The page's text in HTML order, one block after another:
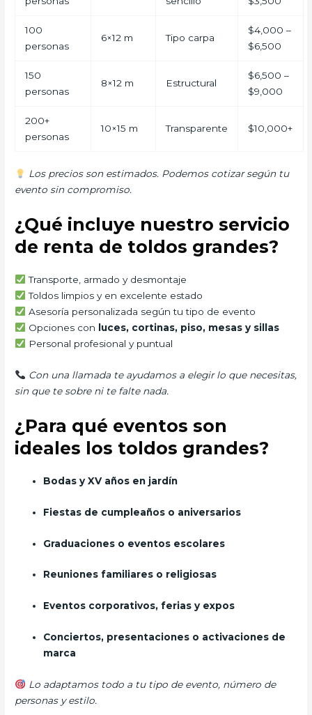
100
personas
6×12 m Tipo carpa
$4,000 –
$6,500
150
personas
8×12 m Estructural
$6,500 –
$9,000
200+
personas
10×15 m Transparente $10,000+
Los precios son estimados. Podemos cotizar según tu
evento sin compromiso.
¿Qué incluye nuestro servicio
de renta de toldos grandes?
Transporte, armado y desmontaje
Toldos limpios y en excelente estado
Asesoría personalizada según tu tipo de evento
Opciones con
luces, cortinas, piso, mesas y sillas
Personal profesional y puntual
Con una llamada te ayudamos a elegir lo que necesitas,
sin que te sobre ni te falte nada.
¿Para qué eventos son
ideales los toldos grandes?
Bodas y XV años en jardín
Fiestas de cumpleaños o aniversarios
Graduaciones o eventos escolares
Reuniones familiares o religiosas
Eventos corporativos, ferias y expos
Conciertos, presentaciones o activaciones de
marca
Lo adaptamos todo a tu tipo de evento, número de
personas y estilo.